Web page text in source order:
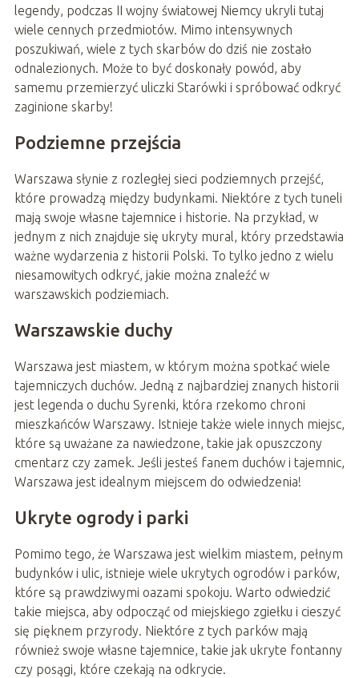
legendy, podczas II wojny światowej Niemcy ukryli tutaj
wiele cennych przedmiotów. Mimo intensywnych
poszukiwań, wiele z tych skarbów do dziś nie zostało
odnalezionych. Może to być doskonały powód, aby
samemu przemierzyć uliczki Starówki i spróbować odkryć
zaginione skarby!
Podziemne przejścia
Warszawa słynie z rozległej sieci podziemnych przejść,
które prowadzą między budynkami. Niektóre z tych tuneli
mają swoje własne tajemnice i historie. Na przykład, w
jednym z nich znajduje się ukryty mural, który przedstawia
ważne wydarzenia z historii Polski. To tylko jedno z wielu
niesamowitych odkryć, jakie można znaleźć w
warszawskich podziemiach.
Warszawskie duchy
Warszawa jest miastem, w którym można spotkać wiele
tajemniczych duchów. Jedną z najbardziej znanych historii
jest legenda o duchu Syrenki, która rzekomo chroni
mieszkańców Warszawy. Istnieje także wiele innych miejsc,
które są uważane za nawiedzone, takie jak opuszczony
cmentarz czy zamek. Jeśli jesteś fanem duchów i tajemnic,
Warszawa jest idealnym miejscem do odwiedzenia!
Ukryte ogrody i parki
Pomimo tego, że Warszawa jest wielkim miastem, pełnym
budynków i ulic, istnieje wiele ukrytych ogrodów i parków,
które są prawdziwymi oazami spokoju. Warto odwiedzić
takie miejsca, aby odpocząć od miejskiego zgiełku i cieszyć
się pięknem przyrody. Niektóre z tych parków mają
również swoje własne tajemnice, takie jak ukryte fontanny
czy posągi, które czekają na odkrycie.